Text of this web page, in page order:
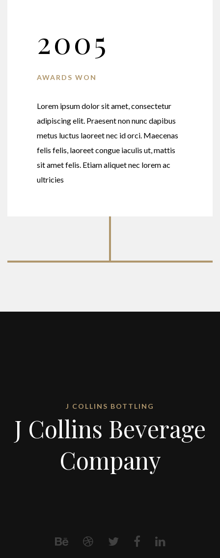
AWARDS WON
Lorem ipsum dolor sit amet, consectetur
adipiscing elit. Praesent non nunc dapibus
metus luctus laoreet nec id orci. Maecenas
felis felis, laoreet congue iaculis ut, mattis
sit amet felis. Etiam aliquet nec lorem ac
ultricies
2005
J COLLINS BOTTLING
J Collins Beverage
Company